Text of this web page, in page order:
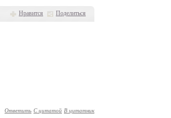
Нравится Поделиться
Ответить С цитатой В цитатник